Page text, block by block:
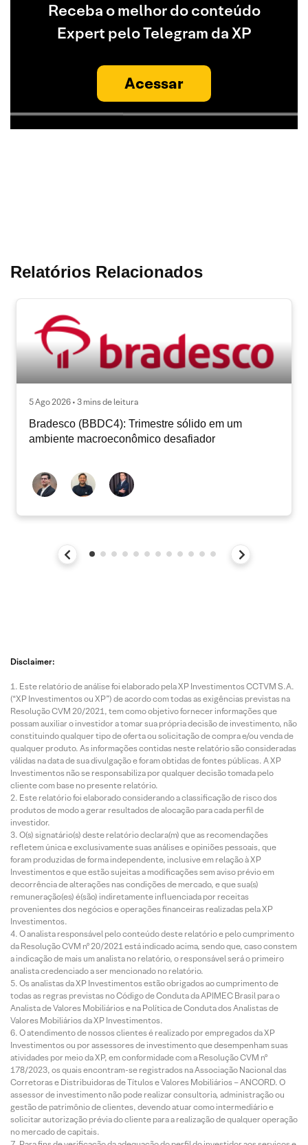
Receba o melhor do conteúdo
Expert pelo Telegram da XP
Acessar
Relatórios Relacionados
5 Ago 2026 • 3 mins de leitura
Bradesco (BBDC4): Trimestre sólido em um
ambiente macroeconômico desafiador
Disclaimer:
Este relatório de análise foi elaborado pela XP Investimentos CCTVM S.A.
(“XP Investimentos ou XP”) de acordo com todas as exigências previstas na
Resolução CVM 20/2021, tem como objetivo fornecer informações que
possam auxiliar o investidor a tomar sua própria decisão de investimento, não
constituindo qualquer tipo de oferta ou solicitação de compra e/ou venda de
qualquer produto. As informações contidas neste relatório são consideradas
válidas na data de sua divulgação e foram obtidas de fontes públicas. A XP
Investimentos não se responsabiliza por qualquer decisão tomada pelo
cliente com base no presente relatório.
Este relatório foi elaborado considerando a classificação de risco dos
produtos de modo a gerar resultados de alocação para cada perfil de
investidor.
O(s) signatário(s) deste relatório declara(m) que as recomendações
refletem única e exclusivamente suas análises e opiniões pessoais, que
foram produzidas de forma independente, inclusive em relação à XP
Investimentos e que estão sujeitas a modificações sem aviso prévio em
decorrência de alterações nas condições de mercado, e que sua(s)
remuneração(es) é(são) indiretamente influenciada por receitas
provenientes dos negócios e operações financeiras realizadas pela XP
Investimentos.
O analista responsável pelo conteúdo deste relatório e pelo cumprimento
da Resolução CVM nº 20/2021 está indicado acima, sendo que, caso constem
a indicação de mais um analista no relatório, o responsável será o primeiro
analista credenciado a ser mencionado no relatório.
Os analistas da XP Investimentos estão obrigados ao cumprimento de
todas as regras previstas no Código de Conduta da APIMEC Brasil para o
Analista de Valores Mobiliários e na Política de Conduta dos Analistas de
Valores Mobiliários da XP Investimentos.
O atendimento de nossos clientes é realizado por empregados da XP
Investimentos ou por assessores de investimento que desempenham suas
atividades por meio da XP, em conformidade com a Resolução CVM nº
178/2023, os quais encontram-se registrados na Associação Nacional das
Corretoras e Distribuidoras de Títulos e Valores Mobiliários – ANCORD. O
assessor de investimento não pode realizar consultoria, administração ou
gestão de patrimônio de clientes, devendo atuar como intermediário e
solicitar autorização prévia do cliente para a realização de qualquer operação
no mercado de capitais.